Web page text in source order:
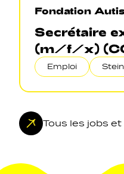
Fondation
Secrétaire
(m/f/x)
Emploi
Tous les jobs